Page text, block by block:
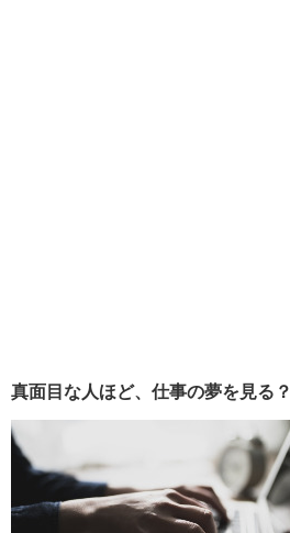
真面目な人ほど、仕事の夢を見る？